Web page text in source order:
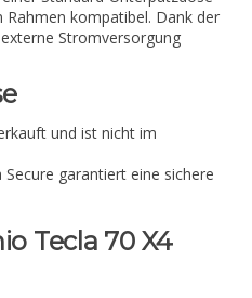
kompatibel. Dank der
Stromversorgung
und ist nicht im
garantiert eine sichere
Tecla 70 X4